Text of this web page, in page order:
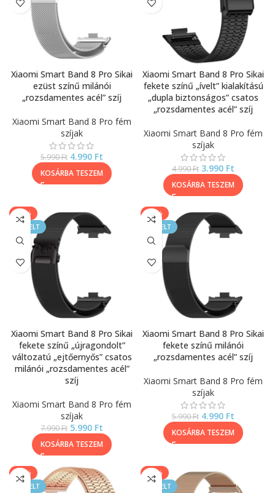
Xiaomi Smart Band 8 Pro Sikai
ezüst színű milánói
„rozsdamentes acél” szíj
Xiaomi Smart Band 8 Pro fém
szíjak
5.990Ft 4.990 Ft
KOSÁRBA TESZEM
Xiaomi Smart Band 8 Pro Sikai
fekete színű „ívelt” kialakítású
„dupla biztonságos” csatos
„rozsdamentes acél” szíj
Xiaomi Smart Band 8 Pro fém
szíjak
4.990Ft 3.990 Ft
KOSÁRBA TESZEM
-25%
KIEMELT
Xiaomi Smart Band 8 Pro Sikai
fekete színű „újragondolt”
változatú „ejtőernyős” csatos
milánói „rozsdamentes acél”
szíj
Xiaomi Smart Band 8 Pro fém
szíjak
7.990Ft 5.990 Ft
KOSÁRBA TESZEM
-17%
KIEMELT
Xiaomi Smart Band 8 Pro Sikai
fekete színű milánói
„rozsdamentes acél” szíj
Xiaomi Smart Band 8 Pro fém
szíjak
5.990Ft 4.990 Ft
KOSÁRBA TESZEM
-17%
KIEMELT
-17%
KIEMELT